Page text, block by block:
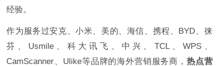
经验。
作为服务过安克、小米、美的、海信、携程、BYD、徕
芬、Usmile、科大讯飞、中兴、TCL、WPS、
CamScanner、Ulike等品牌的海外营销服务商， 热点营